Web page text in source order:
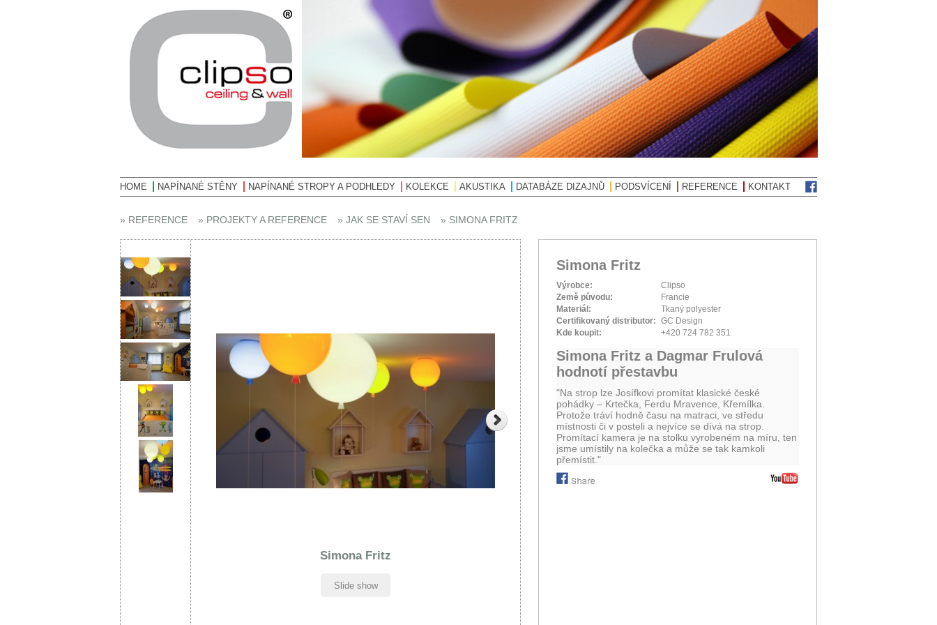
HOME NAPÍNANÉ STĚNY NAPÍNANÉ STROPY A PODHLEDY KOLEKCE AKUSTIKA DATABÁZE DIZAJNŮ PODSVÍCENÍ REFERENCE KONTAKT
» REFERENCE » PROJEKTY A REFERENCE » JAK SE STAVÍ SEN » SIMONA FRITZ
Simona Fritz
Výrobce:
Clipso
Země původu:
Francie
Materiál:
Tkaný polyester
Certifikovaný distributor: GC Design
Kde koupit:
+420 724 782 351
Simona Fritz a Dagmar Frulová
hodnotí přestavbu
"Na strop lze Josífkovi promítat klasické české
pohádky – Krtečka, Ferdu Mravence, Křemílka.
Protože tráví hodně času na matraci, ve středu
místnosti či v posteli a nejvíce se dívá na strop.
Promítací kamera je na stolku vyrobeném na míru, ten
jsme umístily na kolečka a může se tak kamkoli
přemístit."
Simona Fritz
Slide show